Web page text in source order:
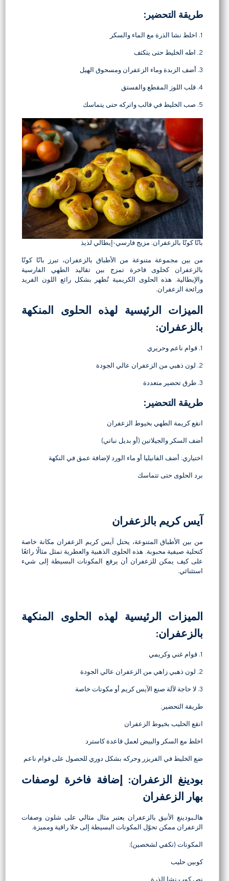
طريقة التحضير:
1. اخلط نشا الذرة مع الماء والسكر
2. اطه الخليط حتى يتكثف
3. أضف الزبدة وماء الزعفران ومسحوق الهيل
4. قلب اللوز المقطع والفستق
5. صب الخليط في قالب واتركه حتى يتماسك
بانّا كوتّا بالزعفران: مزيج فارسي-إيطالي لذيذ
من بين مجموعة متنوعة من الأطباق بالزعفران، تبرز بانّا كوتّا
بالزعفران كحلوى فاخرة تمزج بين تقاليد الطهي الفارسية
والإيطالية. هذه الحلوى الكريمية تُظهر بشكل رائع اللون الفريد
ورائحة الزعفران.
الميزات الرئيسية لهذه الحلوى المنكهة
بالزعفران:
1. قوام ناعم وحريري
2. لون ذهبي من الزعفران عالي الجودة
3. طرق تحضير متعددة
طريقة التحضير:
انقع كريمة الطهي بخيوط الزعفران
أضف السكر والجيلاتين (أو بديل نباتي)
اختياري: أضف الفانيليا أو ماء الورد لإضافة عمق في النكهة
برد الحلوى حتى تتماسك
آيس كريم بالزعفران
من بين الأطباق المتنوعة، يحتل آيس كريم الزعفران مكانة خاصة
كتحلية صيفية محبوبة. هذه الحلوى الذهبية والعطرية تمثل مثالًا رائعًا
على كيف يمكن للزعفران أن يرفع المكونات البسيطة إلى شيء
استثنائي.
الميزات الرئيسية لهذه الحلوى المنكهة
بالزعفران:
1. قوام غني وكريمي
2. لون ذهبي زاهي من الزعفران عالي الجودة
3. لا حاجة لآلة صنع الآيس كريم أو مكونات خاصة
طريقة التحضير:
انقع الحليب بخيوط الزعفران
اخلط مع السكر والبيض لعمل قاعدة كاسترد
ضع الخليط في الفريزر وحركه بشكل دوري للحصول على قوام ناعم
بودينغ الزعفران: إضافة فاخرة لوصفات
بهار الزعفران
هالـبودينغ الأنيق بالزعفران يعتبر مثال مثالي على شلون وصفات
الزعفران ممكن تحوّل المكونات البسيطة إلى حلا راقية ومميزة.
المكونات (تكفي لشخصين):
كوبين حليب